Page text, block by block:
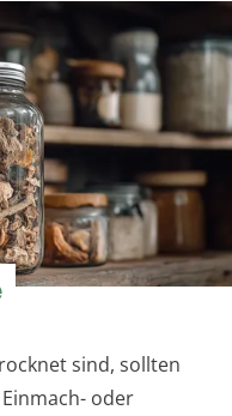
sind, sollten
oder